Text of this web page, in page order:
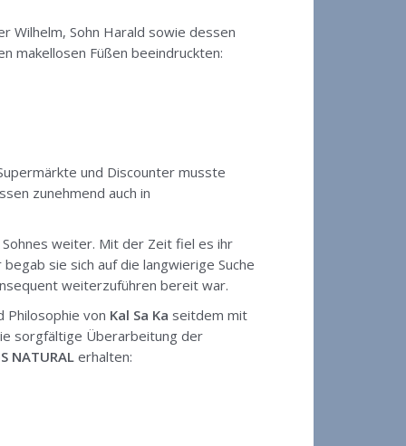
Wilhelm, Sohn Harald sowie dessen
makellosen Füßen beeindruckten:
und Discounter musste
zunehmend auch in
weiter. Mit der Zeit fiel es ihr
sie sich auf die langwierige Suche
weiterzuführen bereit war.
Philosophie von Kal Sa Ka seitdem mit
sorgfältige Überarbeitung der
NATURALerhalten: